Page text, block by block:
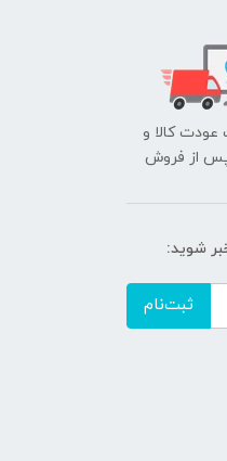
کالا و
از فروش
شوید:
ثبت‌نام